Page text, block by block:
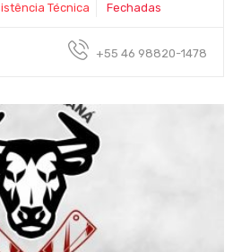
Técnica Fechadas
+55 46 98820-1478